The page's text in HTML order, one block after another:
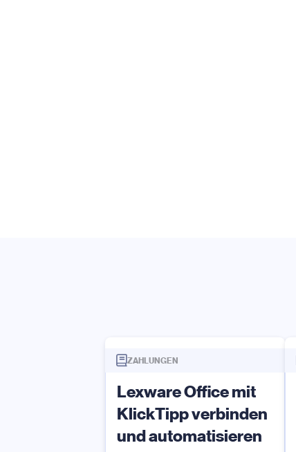
ZAHLUNGEN
Lexware Office mit
KlickTipp verbinden
und automatisieren